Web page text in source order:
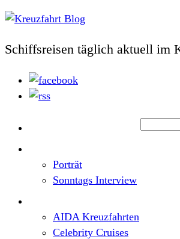
Schiffsreisen täglich aktuell im
Porträt
Sonntags Interview
AIDA Kreuzfahrten
Celebrity Cruises